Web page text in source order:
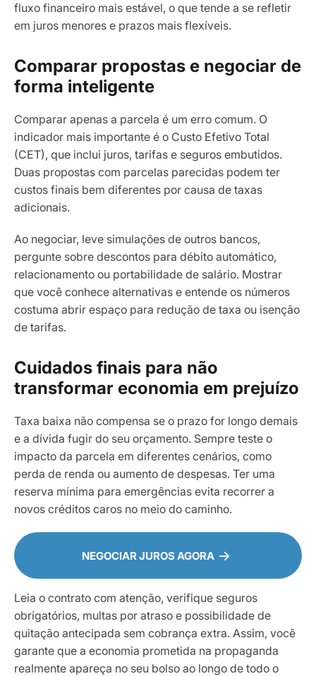
fluxo financeiro mais estável, o que tende a se refletir
em juros menores e prazos mais flexíveis.
Comparar propostas e negociar de
forma inteligente
Comparar apenas a parcela é um erro comum. O
indicador mais importante é o Custo Efetivo Total
(CET), que inclui juros, tarifas e seguros embutidos.
Duas propostas com parcelas parecidas podem ter
custos finais bem diferentes por causa de taxas
adicionais.
Ao negociar, leve simulações de outros bancos,
pergunte sobre descontos para débito automático,
relacionamento ou portabilidade de salário. Mostrar
que você conhece alternativas e entende os números
costuma abrir espaço para redução de taxa ou isenção
de tarifas.
Cuidados finais para não
transformar economia em prejuízo
Taxa baixa não compensa se o prazo for longo demais
e a dívida fugir do seu orçamento. Sempre teste o
impacto da parcela em diferentes cenários, como
perda de renda ou aumento de despesas. Ter uma
reserva mínima para emergências evita recorrer a
novos créditos caros no meio do caminho.
NEGOCIAR JUROS AGORA
Leia o contrato com atenção, verifique seguros
obrigatórios, multas por atraso e possibilidade de
quitação antecipada sem cobrança extra. Assim, você
garante que a economia prometida na propaganda
realmente apareça no seu bolso ao longo de todo o